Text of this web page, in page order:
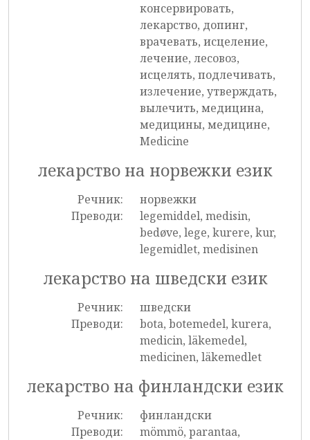
консервировать,
лекарство, допинг,
врачевать, исцеление,
лечение, лесовоз,
исцелять, подлечивать,
излечение, утверждать,
вылечить, медицина,
медицины, медицине,
Medicine
лекарство на норвежки език
Речник:
норвежки
Преводи:
legemiddel, medisin,
bedøve, lege, kurere, kur,
legemidlet, medisinen
лекарство на шведски език
Речник:
шведски
Преводи:
bota, botemedel, kurera,
medicin, läkemedel,
medicinen, läkemedlet
лекарство на финландски език
Речник:
финландски
Преводи:
mömmö, parantaa,